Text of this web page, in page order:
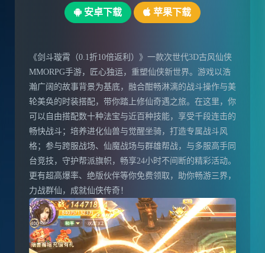
安卓下载 苹果下载
《剑斗璇霄（0.1折10倍返利）》一款次世代3D古风仙侠
MMORPG手游，匠心独运，重塑仙侠新世界。游戏以浩
瀚广阔的故事背景为基底，融合酣畅淋漓的战斗操作与美
轮美奂的时装搭配，带你踏上修仙奇遇之旅。在这里，你
可以自由搭配数十种法宝与近百种技能，享受千段连击的
畅快战斗；培养进化仙兽与觉醒坐骑，打造专属战斗风
格；参与跨服战场、仙魔战场与群雄帮战，与多服高手同
台竞技，守护帮派旗帜，畅享24小时不间断的精彩活动。
更有超高爆率、绝版伙伴等你免费领取，助你畅游三界，
力战群仙，成就仙侠传奇！